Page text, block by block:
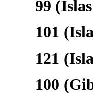
99
101
121
100